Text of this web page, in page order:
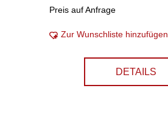
Preis auf Anfrage
Zur Wunschliste hinzufügen
DETAILS